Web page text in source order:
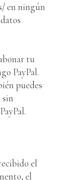
en ningún
tu
PayPal.
puedes
sin
el
el